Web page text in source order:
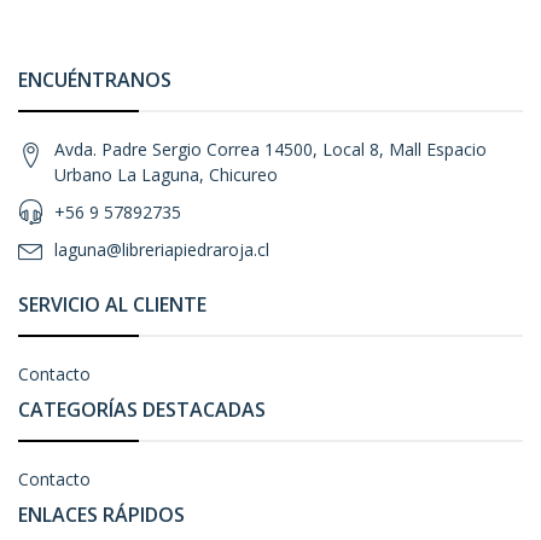
ENCUÉNTRANOS
Avda. Padre Sergio Correa 14500, Local 8, Mall Espacio
Urbano La Laguna, Chicureo
+56 9 57892735
laguna@libreriapiedraroja.cl
SERVICIO AL CLIENTE
Contacto
CATEGORÍAS DESTACADAS
Contacto
ENLACES RÁPIDOS